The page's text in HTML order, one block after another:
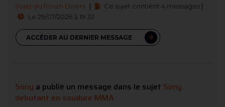
Sujet du forum Divers | Ce sujet contient 4 messages |
Le 29/07/2026 à 19:32
ACCÉDER AU DERNIER MESSAGE
Sony a publié un message dans le sujet Sony
debutant en soudure MMA